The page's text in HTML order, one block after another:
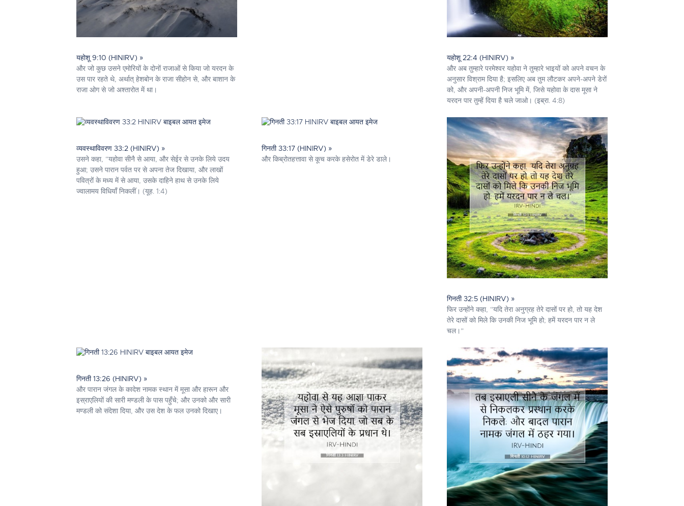
यहोशू 9:10 (HINIRV) »
और जो कुछ उसने एमोरियों के दोनों राजाओं से किया जो यरदन के
उस पार रहते थे, अर्थात् हेशबोन के राजा सीहोन से, और बाशान के
राजा ओग से जो अश्तारोत में था।
यहोशू 22:4 (HINIRV) »
और अब तुम्हारे परमेश्‍वर यहोवा ने तुम्हारे भाइयों को अपने वचन के
अनुसार विश्राम दिया है; इसलिए अब तुम लौटकर अपने-अपने डेरों
को, और अपनी-अपनी निज भूमि में, जिसे यहोवा के दास मूसा ने
यरदन पार तुम्हें दिया है चले जाओ। (इब्रा. 4:8)
व्यवस्थाविवरण 33:2 (HINIRV) »
उसने कहा, “यहोवा सीनै से आया, और सेईर से उनके लिये उदय
हुआ; उसने पारान पर्वत पर से अपना तेज दिखाया, और लाखों
पवित्रों के मध्य में से आया, उसके दाहिने हाथ से उनके लिये
ज्वालामय विधियाँ निकलीं। (यूह. 1:4)
गिनती 33:17 (HINIRV) »
और किब्रोतहत्तावा से कूच करके हसेरोत में डेरे डाले।
गिनती 32:5 (HINIRV) »
फिर उन्होंने कहा, “यदि तेरा अनुग्रह तेरे दासों पर हो, तो यह देश
तेरे दासों को मिले कि उनकी निज भूमि हो; हमें यरदन पार न ले
चल।”
गिनती 13:26 (HINIRV) »
और पारान जंगल के कादेश नामक स्थान में मूसा और हारून और
इस्राएलियों की सारी मण्डली के पास पहुँचे; और उनको और सारी
मण्डली को संदेशा दिया, और उस देश के फल उनको दिखाए।